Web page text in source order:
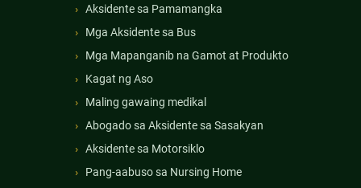
Aksidente sa Pamamangka
Mga Aksidente sa Bus
Mga Mapanganib na Gamot at Produkto
Kagat ng Aso
Maling gawaing medikal
Abogado sa Aksidente sa Sasakyan
Aksidente sa Motorsiklo
Pang-aabuso sa Nursing Home